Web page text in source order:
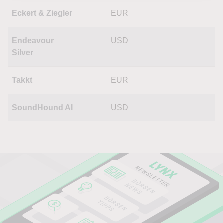
Eckert & Ziegler EUR
Endeavour
Silver
USD
Takkt EUR
SoundHound AI USD